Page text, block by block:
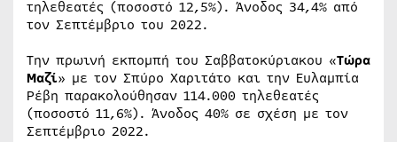
τηλεθεατές (ποσοστό 12,5%). Άνοδος 34,4% από
τον Σεπτέμβριο του 2022.
Την πρωινή εκπομπή του Σαββατοκύριακου «Τώρα
Μαζί» με τον Σπύρο Χαριτάτο και την Ευλαμπία
Ρέβη παρακολούθησαν 114.000 τηλεθεατές
(ποσοστό 11,6%). Άνοδος 40% σε σχέση με τον
Σεπτέμβριο 2022.